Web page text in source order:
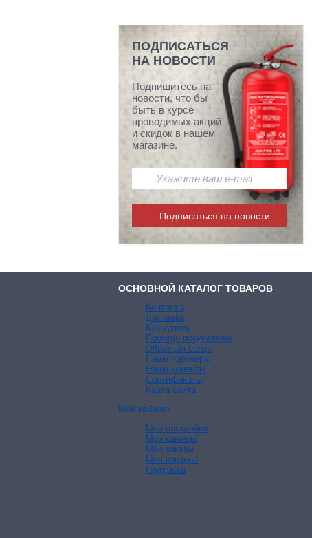
ПОДПИСАТЬСЯ
НА НОВОСТИ
Подпишитесь на
новости, что бы
быть в курсе
проводимых акций
и скидок в нашем
магазине.
ОСНОВНОЙ КАТАЛОГ ТОВАРОВ
Контакты
Доставка
Как купить
Помощь покупателю
Обратная связь
Наши партнеры
Наши клиенты
Сертификаты
Карта сайта
Мой кабинет
Мои настройки
Мои камеры
Мои заказы
Моя корзина
Подписка